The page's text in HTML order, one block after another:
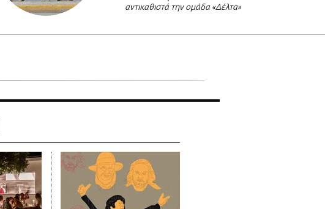
αντικαθιστά την ομάδα «Δέλτα»